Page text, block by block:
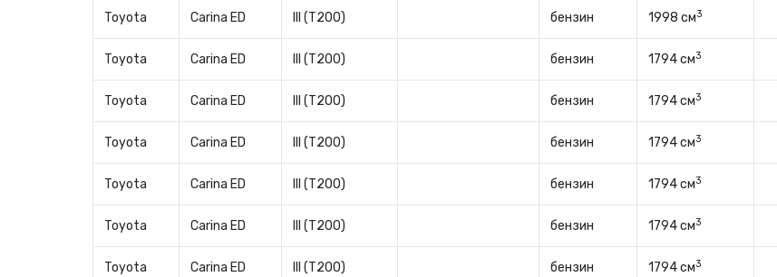
Toyota Carina ED III (T200) бензин 1998 см3
Toyota Carina ED III (T200) бензин 1794 см3
Toyota Carina ED III (T200) бензин 1794 см3
Toyota Carina ED III (T200) бензин 1794 см3
Toyota Carina ED III (T200) бензин 1794 см3
Toyota Carina ED III (T200) бензин 1794 см3
Toyota Carina ED III (T200) бензин 1794 см3